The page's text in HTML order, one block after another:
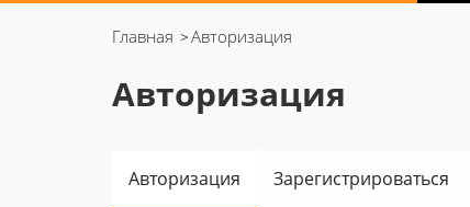
Главная Авторизация
Авторизация
Авторизация Зарегистрироваться